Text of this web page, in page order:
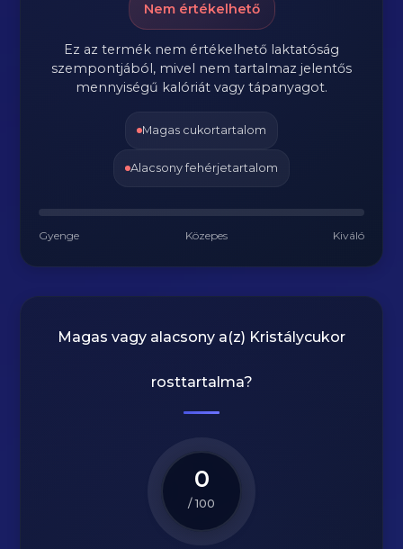
Nem értékelhető
Ez az termék nem értékelhető laktatóság
szempontjából, mivel nem tartalmaz jelentős
mennyiségű kalóriát vagy tápanyagot.
Magas cukortartalom
Alacsony fehérjetartalom
Gyenge Közepes Kiváló
Magas vagy alacsony a(z) Kristálycukor
rosttartalma?
0
/ 100